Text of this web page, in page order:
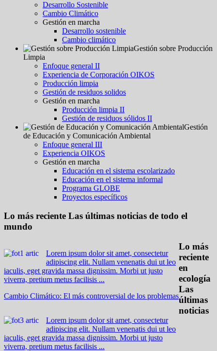
Desarrollo Sostenible
Cambio Climático
Gestión en marcha
Desarrollo sostenible
Cambio climático
Gestión sobre Producción
Limpia
Enfoque general II
Experiencia de Corporación OIKOS
Producción limpia
Gestión de residuos solidos
Gestión en marcha
Producción limpia II
Gestión de residuos sólidos II
Gestión
de Educación y Comunicación Ambiental
Enfoque general III
Experiencia OIKOS
Gestión en marcha
Educación en el sistema escolarizado
Educación en el sistema informal
Programa GLOBE
Proyectos específicos
Lo más reciente Las últimas noticias de todo el
mundo
Lorem ipsum dolor sit amet, consectetur
adipiscing elit. Nullam venenatis dui ut leo
iaculis, eget gravida massa dignissim. Morbi ut justo
viverra, pretium metus facilisis ...
Cambio Climático: El más controversial de los problemas
Lorem ipsum dolor sit amet, consectetur
adipiscing elit. Nullam venenatis dui ut leo
iaculis, eget gravida massa dignissim. Morbi ut justo
viverra, pretium metus facilisis ...
Lo más
reciente
en
ecología
Las
últimas
noticias